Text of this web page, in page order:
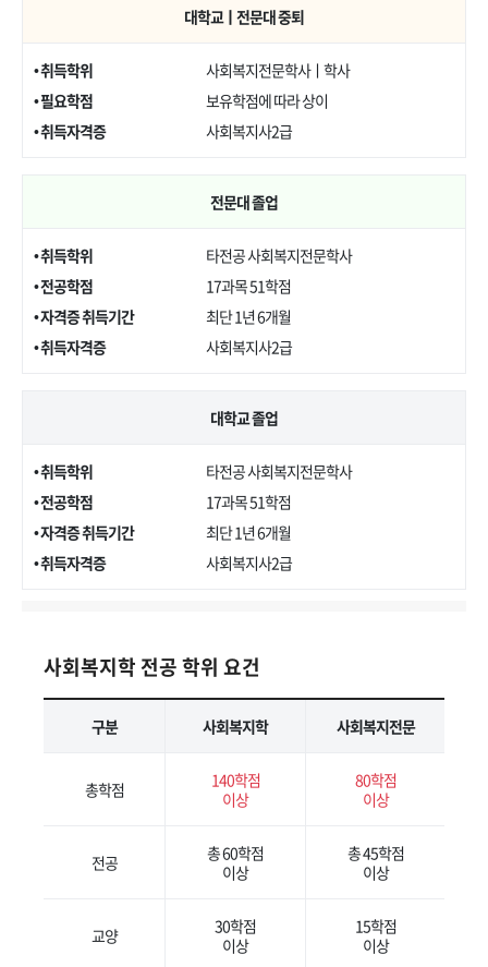
대학교ㅣ전문대 중퇴
• 취득학위
사회복지전문학사ㅣ학사
• 필요학점
보유학점에 따라 상이
• 취득자격증
사회복지사2급
전문대 졸업
• 취득학위
타전공 사회복지전문학사
• 전공학점
17과목 51학점
• 자격증 취득기간
최단 1년 6개월
• 취득자격증
사회복지사2급
대학교 졸업
• 취득학위
타전공 사회복지전문학사
• 전공학점
17과목 51학점
• 자격증 취득기간
최단 1년 6개월
• 취득자격증
사회복지사2급
사회복지학 전공 학위 요건
구분 사회복지학 사회복지전문
총학점
140학점
이상
80학점
이상
전공
총 60학점
이상
총 45학점
이상
교양
30학점
이상
15학점
이상